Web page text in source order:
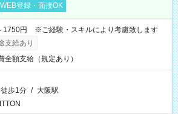
WEB登録・面接OK
1750円 ※ご経験・スキルにより考慮致します
支給あり
全額支給（規定あり）
歩1分 / 大阪駅